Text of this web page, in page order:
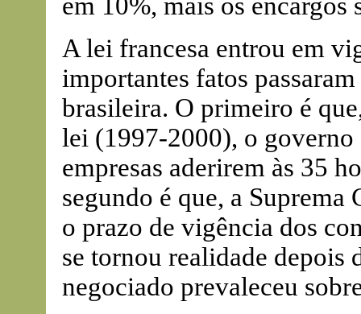
A lei francesa entrou em
importantes fatos
brasileira. O primeiro é
lei (1997-2000), o governo
empresas aderirem às 35
segundo é que, a Suprema
o prazo de vigência dos
se tornou realidade depois
negociado prevaleceu